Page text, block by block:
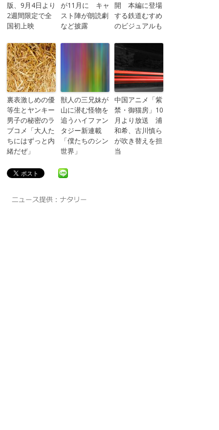
版、9月4日より
2週間限定で全
国初上映
が11月に キャ
スト陣が朗読劇
など披露
開 本編に登場
する鉄道むすめ
のビジュアルも
裏表激しめの優
等生とヤンキー
男子の秘密のラ
ブコメ「大人た
ちにはずっと内
緒だぜ」
獣人の三兄妹が
山に潜む怪物を
追うハイファン
タジー新連載
「僕たちのシン
世界」
中国アニメ「紫
禁・御猫房」10
月より放送 浦
和希、古川慎ら
が吹き替えを担
当